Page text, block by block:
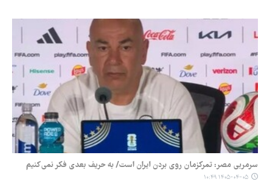
سرمربی مصر: تمرکزمان روی بردن ایران است/ به حریف بعدی فکر نمی‌کنیم
۱۴۰۵-۰۴-۰۵ ۱۰:۴۹